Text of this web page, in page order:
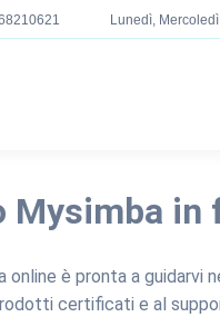
Lunedì,
Mysimba in
online è pronta a guidarvi
certificati e al